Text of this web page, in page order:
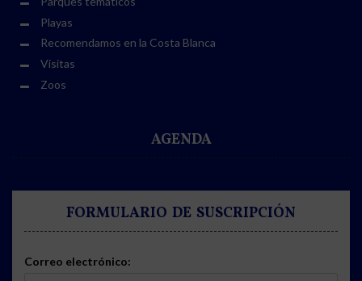
Playas
Recomendamos en la Costa Blanca
Visitas
Zoos
AGENDA
FORMULARIO DE SUSCRIPCIÓN
Correo electrónico: